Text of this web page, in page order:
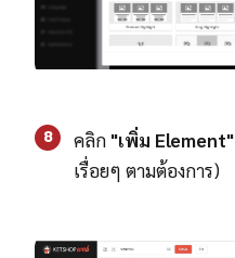
8 คลิก "เพิ่ม Element"
เรื่อยๆ ตามต้องการ)